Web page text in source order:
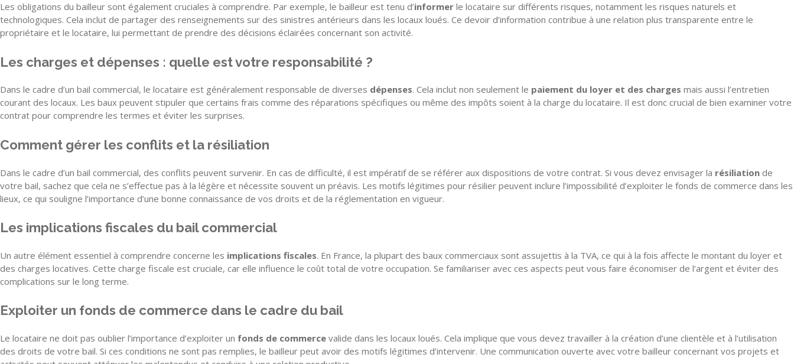
Les obligations du bailleur sont également cruciales à comprendre. Par exemple, le bailleur est tenu d’informer le locataire sur différents risques, notamment les risques naturels et
technologiques. Cela inclut de partager des renseignements sur des sinistres antérieurs dans les locaux loués. Ce devoir d’information contribue à une relation plus transparente entre le
propriétaire et le locataire, lui permettant de prendre des décisions éclairées concernant son activité.
Les charges et dépenses : quelle est votre responsabilité ?
Dans le cadre d’un bail commercial, le locataire est généralement responsable de diverses dépenses. Cela inclut non seulement le paiement du loyer et des charges mais aussi l’entretien
courant des locaux. Les baux peuvent stipuler que certains frais comme des réparations spécifiques ou même des impôts soient à la charge du locataire. Il est donc crucial de bien examiner votre
contrat pour comprendre les termes et éviter les surprises.
Comment gérer les conflits et la résiliation
Dans le cadre d’un bail commercial, des conflits peuvent survenir. En cas de difficulté, il est impératif de se référer aux dispositions de votre contrat. Si vous devez envisager la résiliation de
votre bail, sachez que cela ne s’effectue pas à la légère et nécessite souvent un préavis. Les motifs légitimes pour résilier peuvent inclure l’impossibilité d’exploiter le fonds de commerce dans les
lieux, ce qui souligne l’importance d’une bonne connaissance de vos droits et de la réglementation en vigueur.
Les implications fiscales du bail commercial
Un autre élément essentiel à comprendre concerne les implications fiscales. En France, la plupart des baux commerciaux sont assujettis à la TVA, ce qui à la fois affecte le montant du loyer et
des charges locatives. Cette charge fiscale est cruciale, car elle influence le coût total de votre occupation. Se familiariser avec ces aspects peut vous faire économiser de l’argent et éviter des
complications sur le long terme.
Exploiter un fonds de commerce dans le cadre du bail
Le locataire ne doit pas oublier l’importance d’exploiter un fonds de commerce valide dans les locaux loués. Cela implique que vous devez travailler à la création d’une clientèle et à l’utilisation
des droits de votre bail. Si ces conditions ne sont pas remplies, le bailleur peut avoir des motifs légitimes d’intervenir. Une communication ouverte avec votre bailleur concernant vos projets et